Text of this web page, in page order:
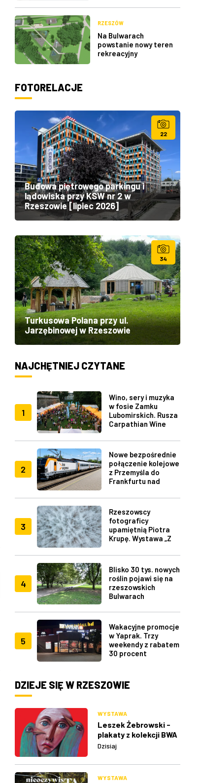
RZESZÓW
Na Bulwarach
powstanie nowy teren
rekreacyjny
FOTORELACJE
22
Budowa piętrowego parkingu i
lądowiska przy KSW nr 2 w
Rzeszowie [lipiec 2026]
34
Turkusowa Polana przy ul.
Jarzębinowej w Rzeszowie
NAJCHĘTNIEJ CZYTANE
1
Wino, sery i muzyka
w fosie Zamku
Lubomirskich. Rusza
Carpathian Wine
2
Nowe bezpośrednie
połączenie kolejowe
z Przemyśla do
Frankfurtu nad
3
Rzeszowscy
fotograficy
upamiętnią Piotra
Krupę. Wystawa „Z
4
Blisko 30 tys. nowych
roślin pojawi się na
rzeszowskich
Bulwarach
5
Wakacyjne promocje
w Yaprak. Trzy
weekendy z rabatem
30 procent
DZIEJE SIĘ W RZESZOWIE
WYSTAWA
Leszek Żebrowski -
plakaty z kolekcji BWA
w Rzeszowie
Dzisiaj
WYSTAWA